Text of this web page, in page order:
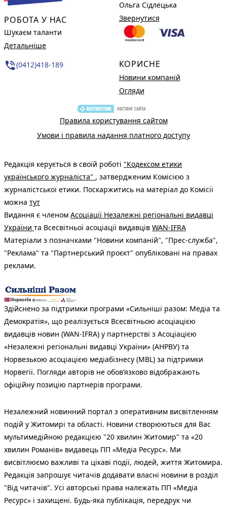
РОБОТА У НАС
Шукаєм таланти
Детальніше
phone_in_talk(0412)418-189
Ольга Сідлецька
Звернутися
КОРИСНЕ
Новини компаній
Огляди
Правила користування сайтом
Умови і правила надання платного доступу
Редакція керується в своїй роботі "Кодексом етики
українського журналіста" , затвердженим Комісією з
журналістської етики. Поскаржитись на матеріал до Комісії
можна тут
Видання є членом Асоціації Незалежні регіональні видавці
України та Всесвітньої асоціації видавців WAN-IFRA
Матеріали з позначками "Новини компаній", "Прес-служба",
"Реклама" та "Партнерський проєкт" опубліковані на правах
реклами.
Здійснено за підтримки програми «Сильніші разом: Медіа та
Демократія», що реалізується Всесвітньою асоціацією
видавців новин (WAN-IFRA) у партнерстві з Асоціацією
«Незалежні регіональні видавці України» (АНРВУ) та
Норвезькою асоціацією медіабізнесу (MBL) за підтримки
Норвегії. Погляди авторів не обов’язково відображають
офіційну позицію партнерів програми.
Незалежний новинний портал з оперативним висвітленням
подій у Житомирі та області. Новини створюються для Вас
мультимедійною редакцією "20 хвилин Житомир" та «20
хвилин Романів» видавець ПП «Медіа Ресурс». Ми
висвітлюємо важливі та цікаві події, людей, життя Житомира.
Редакція запрошує читачів додавати власні новини в розділ
"Від читачів". Усі авторські права належать ПП «Медіа
Ресурс» і захищені. Будь-яка публiкацiя, передрук чи